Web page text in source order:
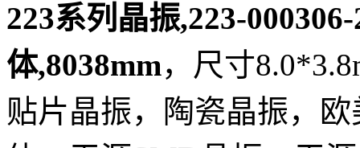
223系列晶振,223-
体,8038mm，尺寸
贴片晶振，陶瓷晶振，